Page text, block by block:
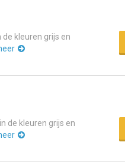
kleuren grijs en
de kleuren grijs en